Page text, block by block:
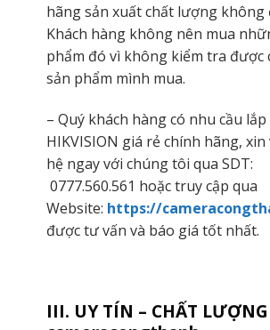
hãng sản xuất chất lượng không
Khách hàng không nên mua
phẩm đó vì không kiểm tra được
sản phẩm mình mua.
– Quý khách hàng có nhu cầu
HIKVISION giá rẻ chính hãng,
hệ ngay với chúng tôi qua SDT:
0777.560.561 hoặc truy cập qua
Website: https://
được tư vấn và báo giá tốt nhất.
III. UY TÍN – CHẤT LƯỢNG